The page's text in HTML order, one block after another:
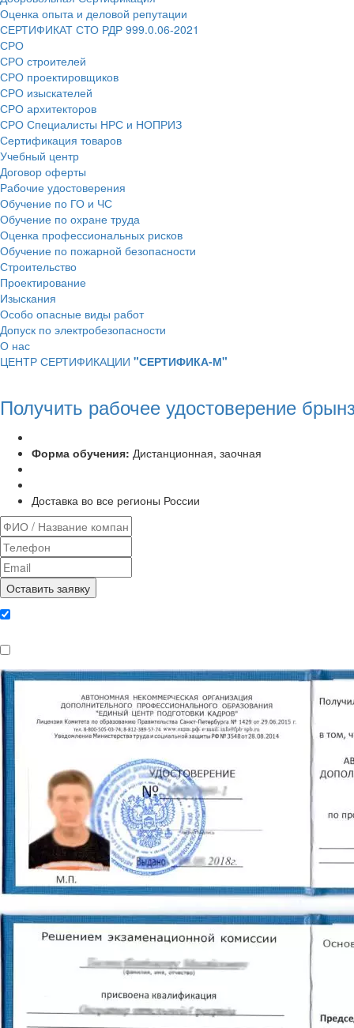
Оценка опыта и деловой репутации
СЕРТИФИКАТ СТО РДР 999.0.06-2021
СРО
СРО строителей
СРО проектировщиков
СРО изыскателей
СРО архитекторов
СРО Специалисты НРС и НОПРИЗ
Сертификация товаров
Учебный центр
Договор оферты
Рабочие удостоверения
Обучение по ГО и ЧС
Обучение по охране труда
Оценка профессиональных рисков
Обучение по пожарной безопасности
Строительство
Проектирование
Изыскания
Особо опасные виды работ
Допуск по электробезопасности
О нас
ЦЕНТР СЕРТИФИКАЦИИ "СЕРТИФИКА-М"
Получить рабочее удостоверение
Форма обучения: Дистанционная, заочная
Доставка во все регионы России